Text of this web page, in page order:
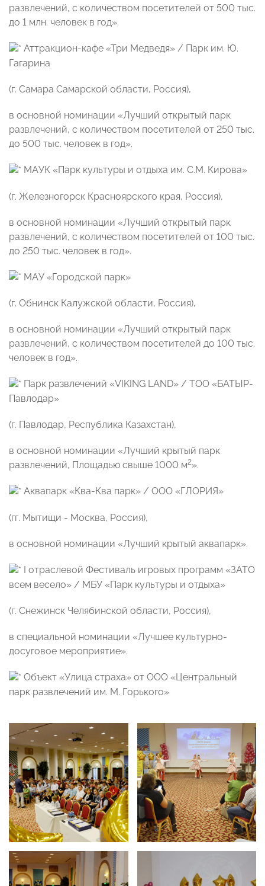
развлечений, с количеством посетителей от 500 тыс.
до 1 млн. человек в год».
Аттракцион-кафе «Три Медведя» / Парк им. Ю.
Гагарина
(г. Самара Самарской области, Россия),
в основной номинации «Лучший открытый парк
развлечений, с количеством посетителей от 250 тыс.
до 500 тыс. человек в год».
МАУК «Парк культуры и отдыха им. С.М. Кирова»
(г. Железногорск Красноярского края, Россия),
в основной номинации «Лучший открытый парк
развлечений, с количеством посетителей от 100 тыс.
до 250 тыс. человек в год».
МАУ «Городской парк»
(г. Обнинск Калужской области, Россия),
в основной номинации «Лучший открытый парк
развлечений, с количеством посетителей до 100 тыс.
человек в год».
Парк развлечений «VIKING LAND» / ТОО «БАТЫР-
Павлодар»
(г. Павлодар, Республика Казахстан),
в основной номинации «Лучший крытый парк
развлечений, Площадью свыше 1000 м2».
Аквапарк «Ква-Ква парк» / ООО «ГЛОРИЯ»
(гг. Мытищи - Москва, Россия),
в основной номинации «Лучший крытый аквапарк».
I отраслевой Фестиваль игровых программ «ЗАТО
всем весело» / МБУ «Парк культуры и отдыха»
(г. Снежинск Челябинской области, Россия),
в специальной номинации «Лучшее культурно-
досуговое мероприятие».
Объект «Улица страха» от ООО «Центральный
парк развлечений им. М. Горького»